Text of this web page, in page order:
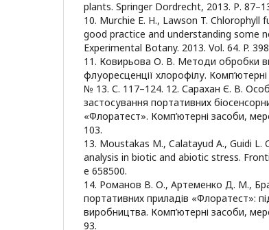
plants. Springer Dordrecht, 2013. Р.
10. Murchie E. H., Lawson T. Chlorophyll
good practice and understanding some
Experimental Botany. 2013. Vol. 64. P.
11. Ковирьова О. В. Методи обробки
флуоресценції хлорофілу.
№ 13. С. 117–124. 12. Сарахан Є. В.
застосування портативних
«Флоратест». Комп’ютерні засоби,
103.
13. Moustakas M., Calatayud A., Guidi L.
analysis in biotic and abiotic stress.
e 658500.
14. Романов В. О., Артеменко Д. М.,
портативних приладів «Флоратест»:
виробництва. Комп’ютерні засоби,
93.